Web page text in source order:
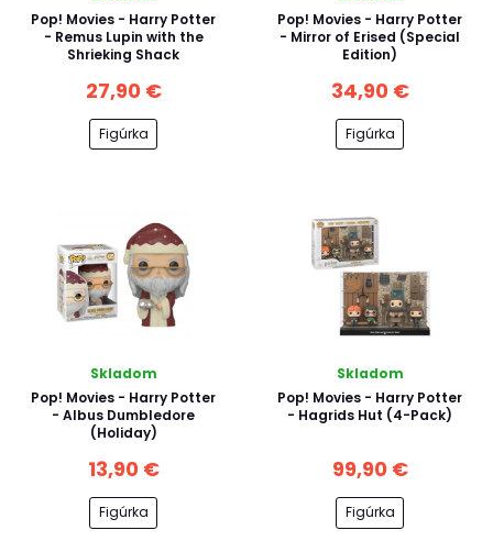
Pop! Movies - Harry Potter
- Remus Lupin with the
Shrieking Shack
27,90 €
Figúrka
Pop! Movies - Harry Potter
- Mirror of Erised (Special
Edition)
34,90 €
Figúrka
Skladom
Pop! Movies - Harry Potter
- Albus Dumbledore
(Holiday)
13,90 €
Figúrka
Skladom
Pop! Movies - Harry Potter
- Hagrids Hut (4-Pack)
99,90 €
Figúrka